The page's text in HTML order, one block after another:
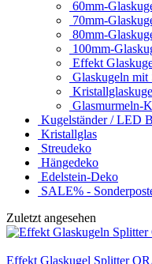
60mm-
70mm-
80mm-
100mm-
Effekt
Glaskugeln mit
Glasmurmeln-
Kugelständer / LED
Kristallglas
Streudeko
Hängedeko
Edelstein-Deko
SALE% -
Zuletzt angesehen
Effekt Glaskugel Splitter